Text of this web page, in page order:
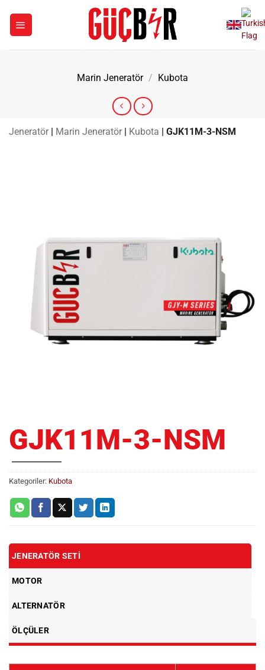
Marin Jeneratör / Kubota
Jeneratör | Marin Jeneratör | Kubota | GJK11M-3-NSM
GJK11M-3-NSM
Kategoriler: Kubota
JENERATÖR SETI
MOTOR
ALTERNATÖR
ÖLÇÜLER